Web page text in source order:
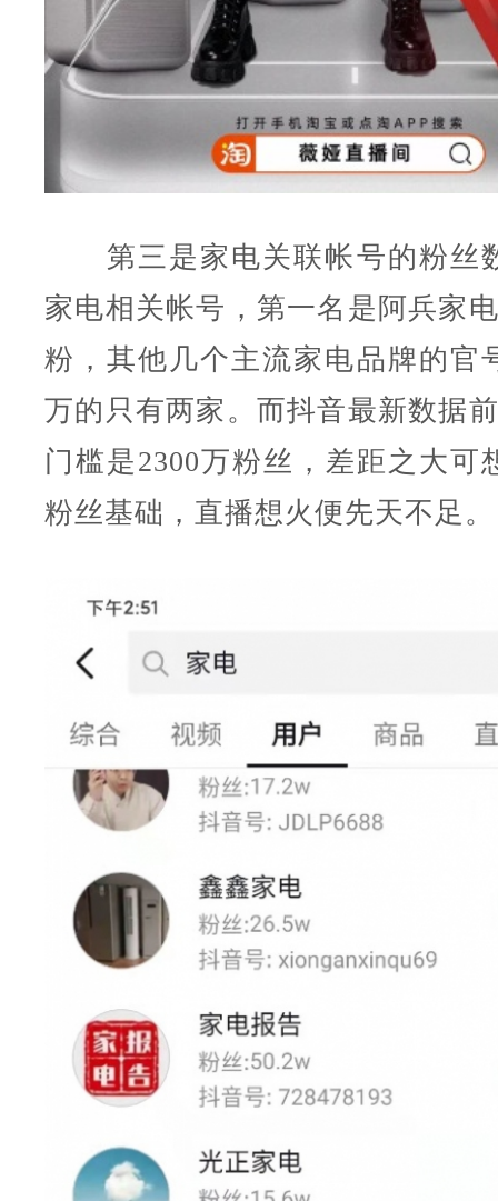
第三是家电关联帐号的粉丝
家电相关帐号，第一名是阿兵家
粉，其他几个主流家电品牌的官
万的只有两家。而抖音最新数据
门槛是2300万粉丝，差距之大可
粉丝基础，直播想火便先天不足。